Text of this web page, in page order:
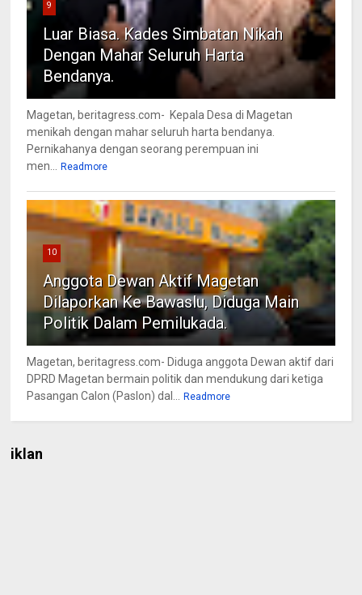
9
Luar Biasa. Kades Simbatan Nikah
Dengan Mahar Seluruh Harta
Bendanya.
Magetan, beritagress.com- Kepala Desa di Magetan
menikah dengan mahar seluruh harta bendanya.
Pernikahanya dengan seorang perempuan ini
men...
Readmore
10
Anggota Dewan Aktif Magetan
Dilaporkan Ke Bawaslu, Diduga Main
Politik Dalam Pemilukada.
Magetan, beritagress.com- Diduga anggota Dewan aktif dari
DPRD Magetan bermain politik dan mendukung dari ketiga
Pasangan Calon (Paslon) dal...
Readmore
iklan